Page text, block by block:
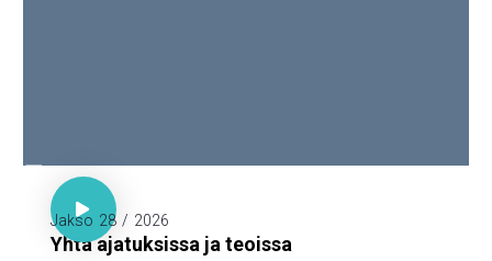
Sananl. 23:7

Jakso 28 / 2026
Yhtä ajatuksissa ja teoissa